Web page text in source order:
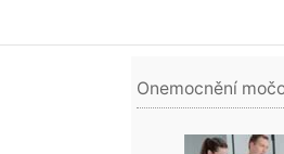
Onemocnění